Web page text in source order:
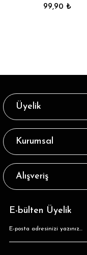
99,90 ₺
Üyelik
Kurumsal
Alışveriş
E-bülten Üyelik